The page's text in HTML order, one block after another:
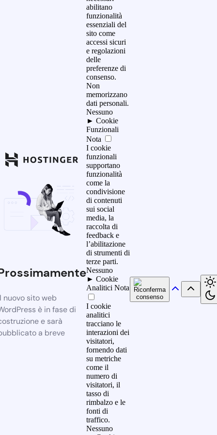
nuovo sito web
è in fase di
e sarà
a breve
abilitano
funzionalità
essenziali del
sito come
accessi sicuri
e regolazioni
delle
preferenze di
consenso.
Non
memorizzano
dati personali.
Nessuno
► Cookie
Funzionali
Nota
I cookie
funzionali
supportano
funzionalità
come la
condivisione
di contenuti
sui social
media, la
raccolta di
feedback e
l’abilitazione
di strumenti di
terze parti.
Nessuno
► Cookie
Analitici Nota
I cookie
analitici
tracciano le
interazioni dei
visitatori,
fornendo dati
su metriche
come il
numero di
visitatori, il
tasso di
rimbalzo e le
fonti di
traffico.
Nessuno